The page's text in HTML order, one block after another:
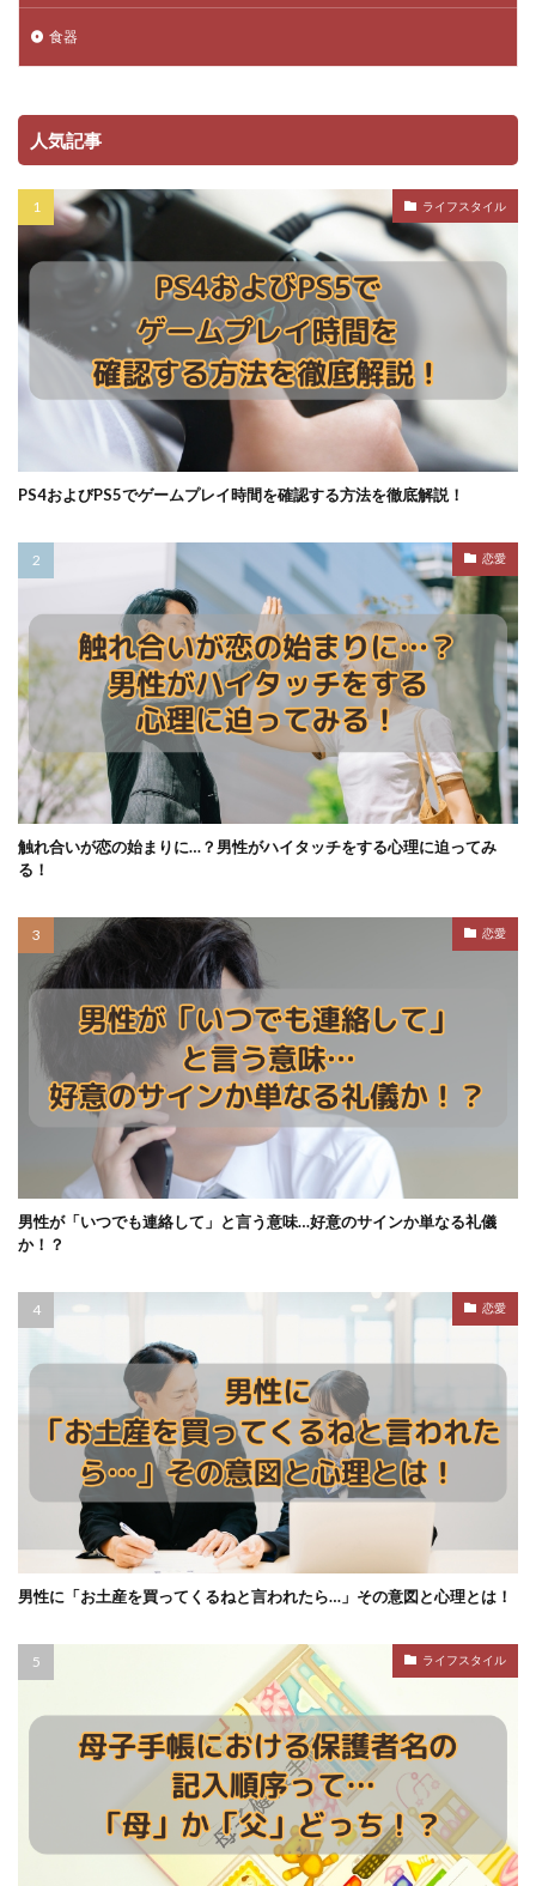
食器
人気記事
ライフスタイル
PS4およびPS5でゲームプレイ時間を確認する方法を徹底解説！
恋愛
触れ合いが恋の始まりに…？男性がハイタッチをする心理に迫ってみ
る！
恋愛
男性が「いつでも連絡して」と言う意味…好意のサインか単なる礼儀
か！？
恋愛
男性に「お土産を買ってくるねと言われたら…」その意図と心理とは！
ライフスタイル